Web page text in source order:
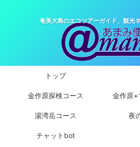
奄美大島のエコツアーガイド、観光
トップ
金作原探検コース 金作原+
湯湾岳コース 夜
チャットbot